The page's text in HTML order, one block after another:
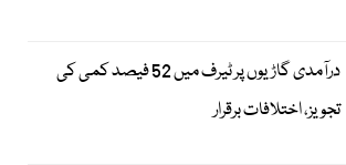
درآمدی گاڑیوں پر ٹیرف میں 52 فیصد کمی کی
تجویز، اختلافات برقرار